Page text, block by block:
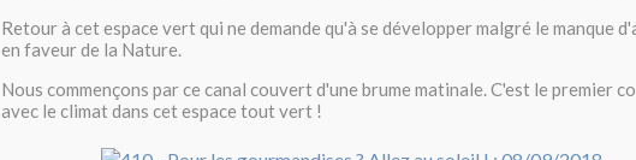
Retour à cet espace vert qui ne demande qu'à se développer malgré le manque
en faveur de la Nature.
Nous commençons par ce canal couvert d'une brume matinale. C'est le premier
avec le climat dans cet espace tout vert !